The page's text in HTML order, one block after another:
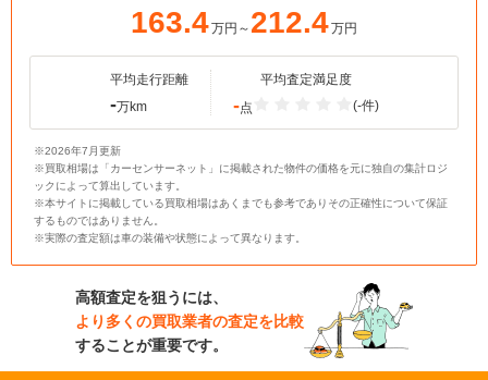
163.4万円～ 212.4万円
平均走行距離
-万km
平均査定満足度
-点 (-件)
※2026年7月更新
※買取相場は「カーセンサーネット」に掲載された物件の価格を元に独自の集計ロジ
ックによって算出しています。
※本サイトに掲載している買取相場はあくまでも参考でありその正確性について保証
するものではありません。
※実際の査定額は車の装備や状態によって異なります。
高額査定を狙うには、
より多くの買取業者の査定を比較
することが重要です。